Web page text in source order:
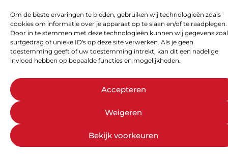
Om de beste ervaringen te bieden, gebruiken wij technologieën zoals
cookies om informatie over je apparaat op te slaan en/of te raadplegen.
Door in te stemmen met deze technologieën kunnen wij gegevens
surfgedrag of unieke ID's op deze site verwerken. Als je geen
toestemming geeft of uw toestemming intrekt, kan dit een nadelige
invloed hebben op bepaalde functies en mogelijkheden.
Accepteren
Weigeren
Bekijk voorkeuren